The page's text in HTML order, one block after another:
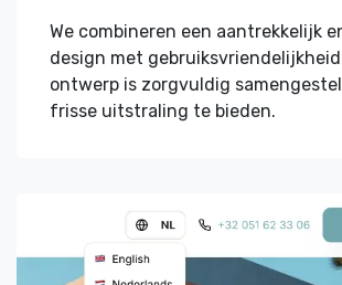
We combineren een aantrekkelijk
design met
ontwerp is zorgvuldig
frisse uitstraling te bieden.